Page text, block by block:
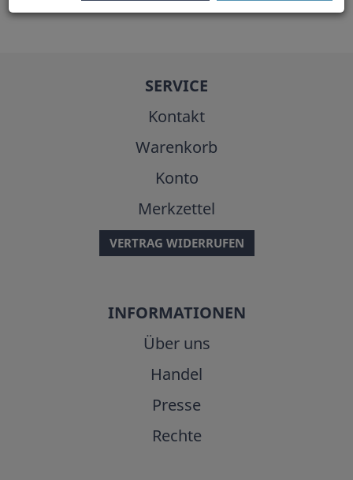
SERVICE
Kontakt
Warenkorb
Konto
Merkzettel
VERTRAG WIDERRUFEN
INFORMATIONEN
Über uns
Handel
Presse
Rechte